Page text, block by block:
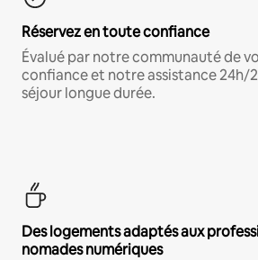
Réservez en toute confiance
Évalué par notre communauté de
confiance et notre assistance 24h/
séjour longue durée.
Des logements adaptés aux
nomades numériques